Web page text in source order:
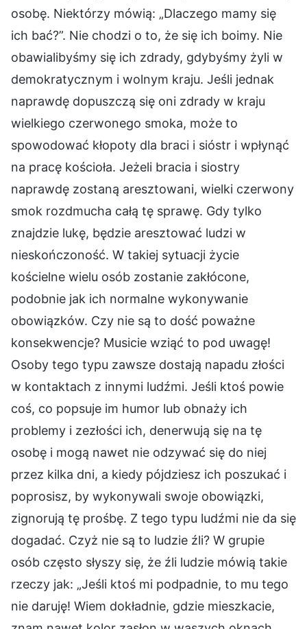
osobę. Niektórzy mówią: „Dlaczego mamy się
ich bać?”. Nie chodzi o to, że się ich boimy. Nie
obawialibyśmy się ich zdrady, gdybyśmy żyli w
demokratycznym i wolnym kraju. Jeśli jednak
naprawdę dopuszczą się oni zdrady w kraju
wielkiego czerwonego smoka, może to
spowodować kłopoty dla braci i sióstr i wpłynąć
na pracę kościoła. Jeżeli bracia i siostry
naprawdę zostaną aresztowani, wielki czerwony
smok rozdmucha całą tę sprawę. Gdy tylko
znajdzie lukę, będzie aresztować ludzi w
nieskończoność. W takiej sytuacji życie
kościelne wielu osób zostanie zakłócone,
podobnie jak ich normalne wykonywanie
obowiązków. Czy nie są to dość poważne
konsekwencje? Musicie wziąć to pod uwagę!
Osoby tego typu zawsze dostają napadu złości
w kontaktach z innymi ludźmi. Jeśli ktoś powie
coś, co popsuje im humor lub obnaży ich
problemy i zezłości ich, denerwują się na tę
osobę i mogą nawet nie odzywać się do niej
przez kilka dni, a kiedy pójdziesz ich poszukać i
poprosisz, by wykonywali swoje obowiązki,
zignorują tę prośbę. Z tego typu ludźmi nie da się
dogadać. Czyż nie są to ludzie źli? W grupie
osób często słyszy się, że źli ludzie mówią takie
rzeczy jak: „Jeśli ktoś mi podpadnie, to mu tego
nie daruję! Wiem dokładnie, gdzie mieszkacie,